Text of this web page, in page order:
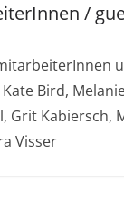
/
Kate Bird,
Grit Kabiersch,
Visser